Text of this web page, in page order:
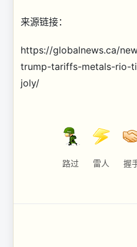
来源链接：
https://globalnews.ca/
trump-tariffs-metals-rio-
joly/
路过 雷人 握